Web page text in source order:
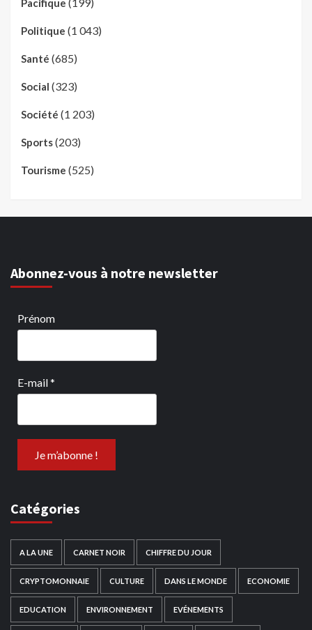
Pacifique (199)
Politique (1 043)
Santé (685)
Social (323)
Société (1 203)
Sports(203)
Tourisme (525)
Abonnez-vous à notre newsletter
Prénom
E-mail*
Catégories
A LA UNE CARNET NOIR CHIFFRE DU JOUR
CRYPTOMONNAIE CULTURE DANS LE MONDE ECONOMIE
EDUCATION ENVIRONNEMENT EVÉNEMENTS